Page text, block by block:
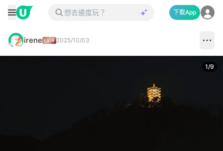
下載App
irene 2025/10/03
1/9